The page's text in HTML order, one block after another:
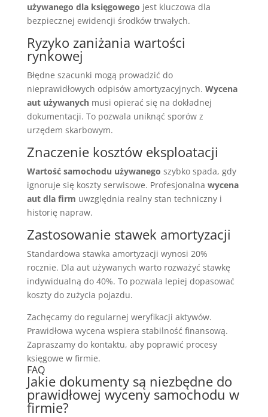
używanego dla księgowego jest kluczowa dla
bezpiecznej ewidencji środków trwałych.
Ryzyko zaniżania wartości
rynkowej
Błędne szacunki mogą prowadzić do
nieprawidłowych odpisów amortyzacyjnych. Wycena
aut używanychmusi opierać się na dokładnej
dokumentacji. To pozwala uniknąć sporów z
urzędem skarbowym.
Znaczenie kosztów eksploatacji
Wartość samochodu używanego szybko spada, gdy
ignoruje się koszty serwisowe. Profesjonalna wycena
aut dla firm uwzględnia realny stan techniczny i
historię napraw.
Zastosowanie stawek amortyzacji
Standardowa stawka amortyzacji wynosi 20%
rocznie. Dla aut używanych warto rozważyć stawkę
indywidualną do 40%. To pozwala lepiej dopasować
koszty do zużycia pojazdu.
Zachęcamy do regularnej weryfikacji aktywów.
Prawidłowa wycena wspiera stabilność finansową.
Zapraszamy do kontaktu, aby poprawić procesy
księgowe w firmie.
FAQ
Jakie dokumenty są niezbędne do
prawidłowej wyceny samochodu w
firmie?